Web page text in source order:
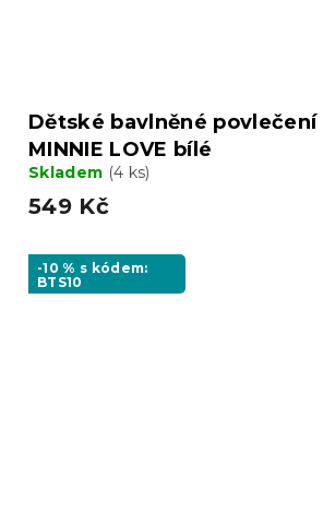
Dětské bavlněné povlečení
MINNIE LOVE bílé
Skladem (4 ks)
549 Kč
-10 % s kódem:
BTS10